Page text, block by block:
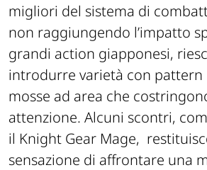
migliori del sistema di
non raggiungendo l’impatto
grandi action giapponesi,
introdurre varietà con pattern
mosse ad area che
attenzione. Alcuni scontri,
il Knight Gear Mage,
sensazione di affrontare una